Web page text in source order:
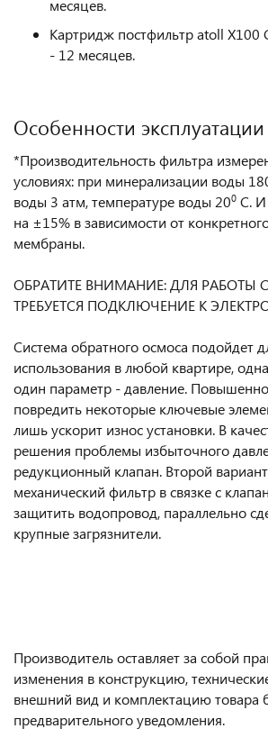
месяцев.
Картридж постфильтр atoll X100
- 12 месяцев.
Особенности
*Производительность фильтра
условиях: при минерализации воды
воды 3 атм, температуре воды 200 С. И
на ±15% в зависимости от
мембраны.
ОБРАТИТЕ ВНИМАНИЕ: ДЛЯ РАБОТЫ
ТРЕБУЕТСЯ ПОДКЛЮЧЕНИЕ К
Система обратного осмоса подойдет
использования в любой квартире,
один параметр - давление.
повредить некоторые ключевые
лишь ускорит износ установки. В
решения проблемы избыточного
редукционный клапан. Второй
механический фильтр в связке с
защитить водопровод, параллельно
крупные загрязнители.
Производитель оставляет за собой
изменения в конструкцию,
внешний вид и комплектацию товара
предварительного уведомления.